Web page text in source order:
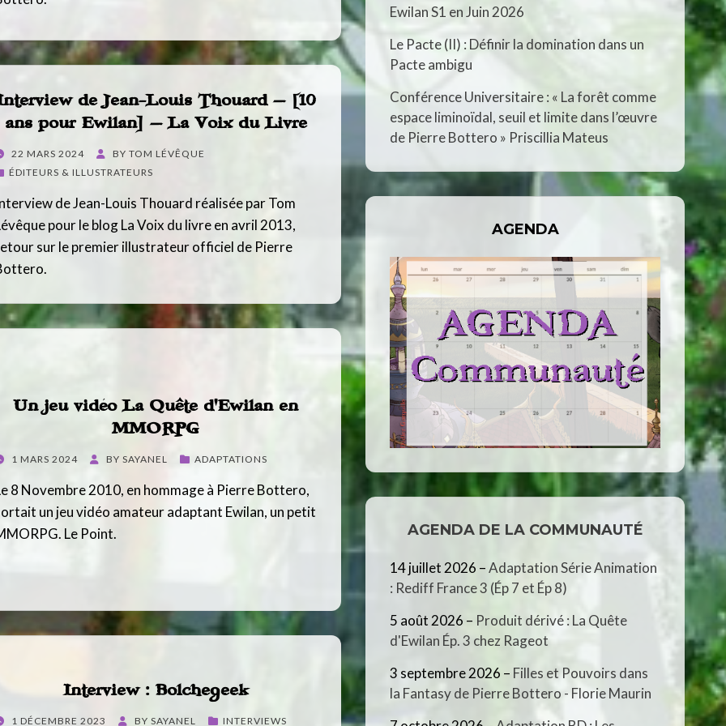
de Jean-Louis Thouard – [10
ans pour Ewilan] – La Voix du Livre
22 MARS 2024 BY TOM LÉVÊQUE
ÉDITEURS & ILLUSTRATEURS
de Jean-Louis Thouard réalisée par Tom
pour le blog La Voix du livre en avril 2013,
sur le premier illustrateur officiel de Pierre
Un jeu vidéo La Quête d’Ewilan en
MMORPG
1 MARS 2024 BY SAYANEL ADAPTATIONS
8 Novembre 2010, en hommage à Pierre Bottero,
un jeu vidéo amateur adaptant Ewilan, un petit
Le Point.
Interview : Bolchegeek
1 DÉCEMBRE 2023 BY SAYANEL INTERVIEWS
Ewilan S1 en Juin 2026
Le Pacte (II) : Définir la domination dans un
Pacte ambigu
Conférence Universitaire : « La forêt comme
espace liminoïdal, seuil et limite dans l’œuvre
de Pierre Bottero » Priscillia Mateus
AGENDA
AGENDA DE LA COMMUNAUTÉ
14 juillet 2026 –Adaptation Série Animation
: Rediff France 3 (Ép 7 et Ép 8)
5 août 2026 – Produit dérivé : La Quête
d'Ewilan Ép. 3 chez Rageot
3 septembre 2026 – Filles et Pouvoirs dans
la Fantasy de Pierre Bottero - Florie Maurin